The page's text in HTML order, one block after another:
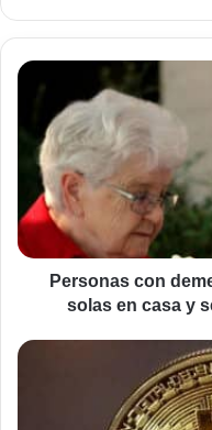
Personas
demencia
senil
podrán
quedarse
solas
en
casa
a
Personas con
solas en casa y
El
criptomonedas